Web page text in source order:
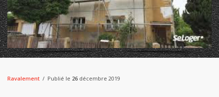
Ravalement Publié le 26 décembre 2019